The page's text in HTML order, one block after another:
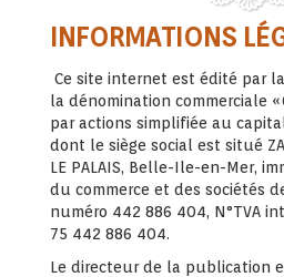
INFORMATIONS
Ce site internet est édité par
la dénomination commerciale «
par actions simplifiée au
dont le siège social est situé
LE PALAIS, Belle-Ile-en-Mer,
du commerce et des sociétés
numéro 442 886 404, N°TVA
75 442 886 404.
Le directeur de la publication